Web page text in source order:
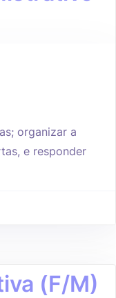
organizar a
e responder
(F/M)